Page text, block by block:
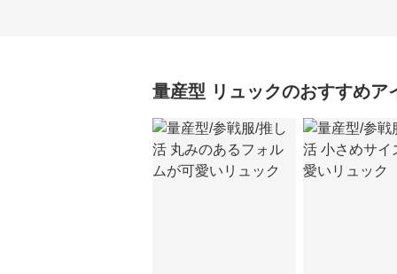
量産型 リュックのおすすめア